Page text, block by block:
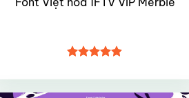
hạng4.85